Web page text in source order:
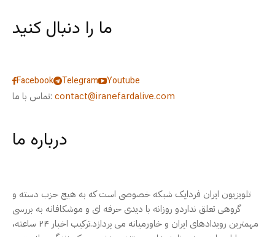
ما را دنبال کنید
Facebook Telegram
Youtube
تماس با ما: contact@iranefardalive.com
درباره ما
تلویزیون ایران فردایک شبکه خصوصی است که به هیچ حزب دسته و
گروهی تعلق نداردو روزانه با دیدی حرفه ای و موشکافانه به بررسی
مهمترین رویدادهای ایران و خاورمیانه می پردازد.ترکیب اخبار ۲۴ ساعته،